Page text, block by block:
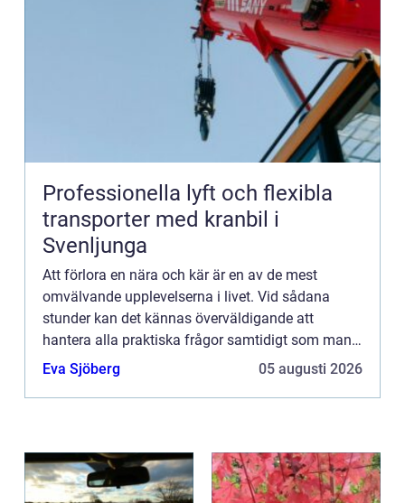
Professionella lyft och flexibla
transporter med kranbil i
Svenljunga
Att förlora en nära och kär är en av de mest
omvälvande upplevelserna i livet. Vid sådana
stunder kan det kännas överväldigande att
hantera alla praktiska frågor samtidigt som man
sörjer. F&oum...
Eva Sjöberg 05 augusti 2026